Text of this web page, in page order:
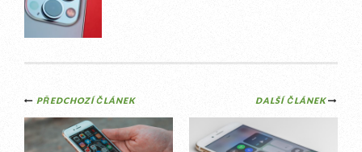
Post
navigation
DALŠÍ ČLÁNEK
PŘEDCHOZÍ ČLÁNEK